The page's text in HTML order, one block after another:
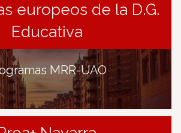
europeos de la D.G.
Educativa
MRR-UAO